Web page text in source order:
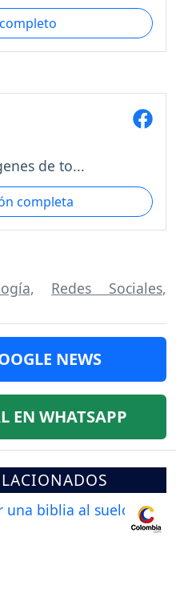
de to...
completa
, Redes Sociales,
NEWS
EN WHATSAPP